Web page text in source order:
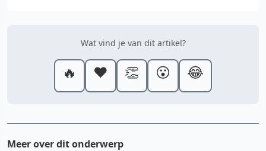
Wat vind je van dit artikel?
🔥 ❤️ 👏 😮 😂
Meer over dit onderwerp